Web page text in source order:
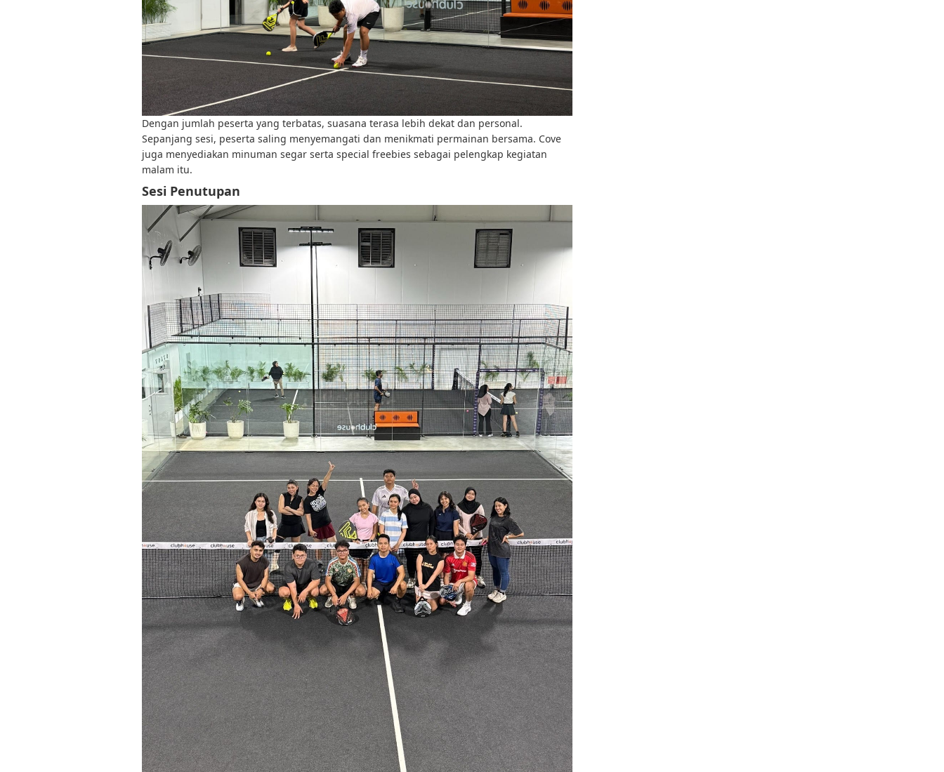
Dengan jumlah peserta yang terbatas, suasana terasa lebih dekat dan personal.
Sepanjang sesi, peserta saling menyemangati dan menikmati permainan bersama. Cove
juga menyediakan minuman segar serta special freebies sebagai pelengkap kegiatan
malam itu.
Sesi Penutupan